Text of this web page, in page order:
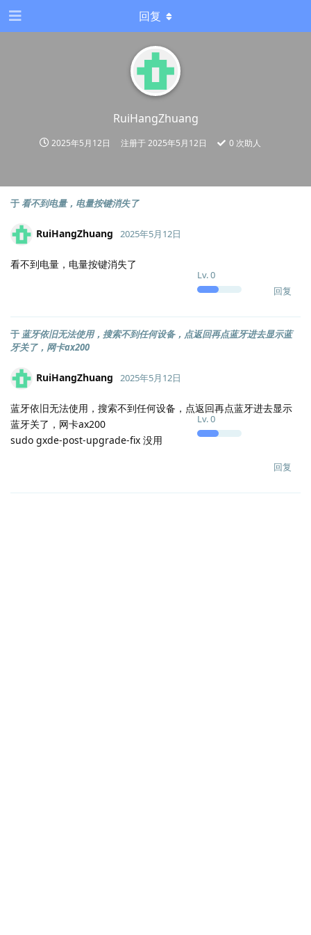
RuiHangZhuang
2025年5月12日 注册于2025年5月12日 0 次助人
回复
于看不到电量，电量按键消失了
RuiHangZhuang
Lv.0
2025年5月12日
看不到电量，电量按键消失了
回复
于 蓝牙依旧无法使用，搜索不到任何设备，点返回再点蓝牙进去显示蓝
牙关了，网卡ax200
RuiHangZhuang
Lv.0
2025年5月12日
蓝牙依旧无法使用，搜索不到任何设备，点返回再点蓝牙进去显示
蓝牙关了，网卡ax200
sudo gxde-post-upgrade-fix 没用
回复